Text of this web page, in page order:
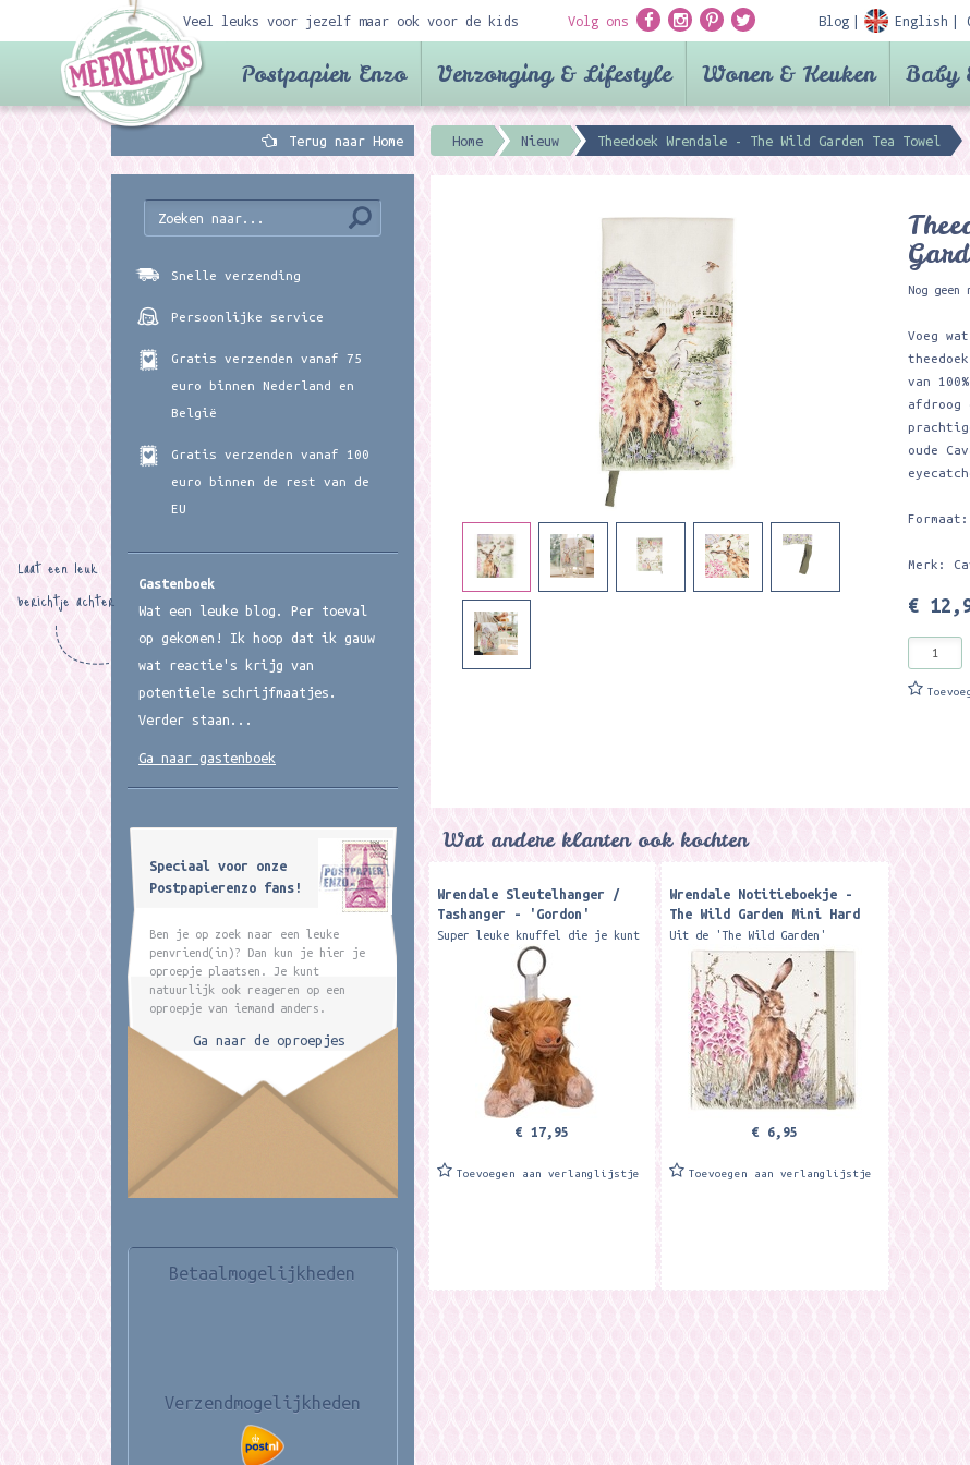
Veel leuks voor jezelf maar ook voor de kids Volg ons Blog English
Postpapier Enzo Verzorging & Lifestyle Wonen & Keuken Baby
Terug naar Home Home Nieuw Theedoek Wrendale - The Wild Garden Tea Towel
Nog geen
Voeg
van
afdroog
oude
Merk:
€
Wat andere klanten ook kochten
Wrendale Sleutelhanger /
Tashanger - 'Gordon'
Highland Cow Plush
Character Keyring
Super leuke knuffel die je kunt
gebruiken als sleutelhanger of
tashanger Formaat ca. 13 cm.
Merk:Wrendale Designs Meet
Gordon, the wonderful...
€ 17,95
Toevoegen aan verlanglijstje
Wrendale Notitieboekje -
The Wild Garden Mini Hard
Notebook
Uit de 'The Wild Garden'
collectie van het Britse merk
Wrendale designs is dit leuke
notitieboekje. Een tijdloze
must-have voor je...
€ 6,95
Toevoegen aan verlanglijstje
Snelle verzending
Persoonlijke service
Gratis verzenden vanaf 75
euro binnen Nederland en
België
Gratis verzenden vanaf 100
euro binnen de rest van de
EU
Gastenboek
Wat een leuke blog. Per toeval
op gekomen! Ik hoop dat ik gauw
wat reactie's krijg van
potentiele schrijfmaatjes.
Verder staan...
Laat een leuk
berichtje achter
Ga naar gastenboek
Speciaal voor onze
Postpapierenzo fans!
Ben je op zoek naar een leuke
penvriend(in)? Dan kun je hier je
oproepje plaatsen. Je kunt
natuurlijk ook reageren op een
oproepje van iemand anders.
Ga naar de oproepjes
Betaalmogelijkheden
Verzendmogelijkheden